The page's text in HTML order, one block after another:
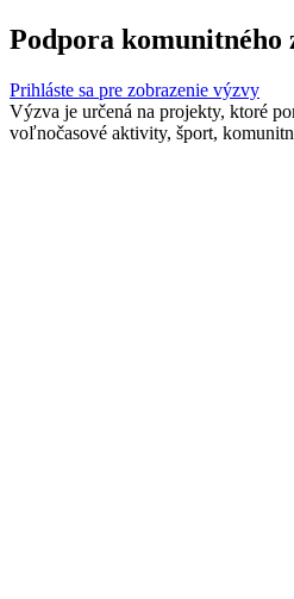
Podpora komunitného
Prihláste sa pre zobrazenie výzvy
Výzva je určená na projekty, ktoré
voľnočasové aktivity, šport,